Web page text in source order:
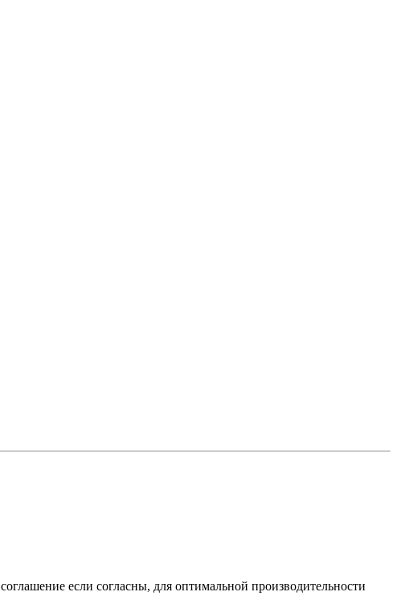
если согласны, для оптимальной производительности